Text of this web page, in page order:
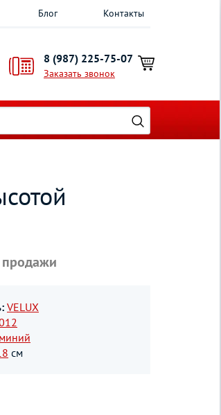
Блог Контакты
8 (987) 225-75-07
Заказать звонок
продажи
VELUX
см